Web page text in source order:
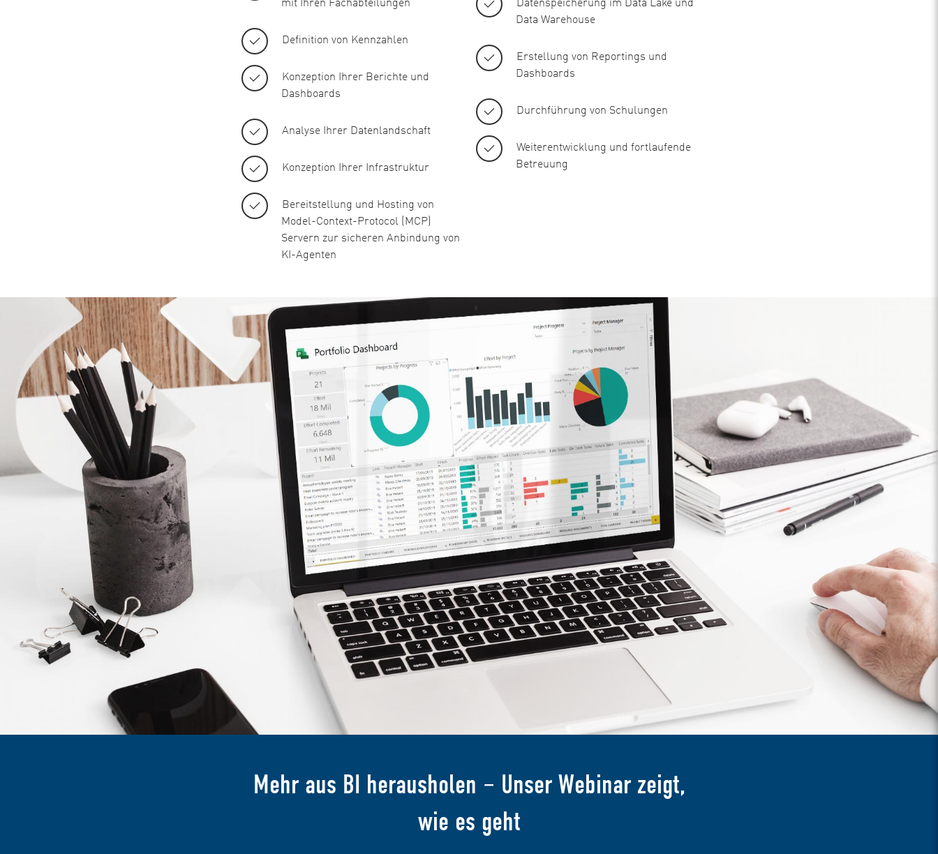
mit Ihren Fachabteilungen
Definition von Kennzahlen
Konzeption Ihrer Berichte und
Dashboards
Analyse Ihrer Datenlandschaft
Konzeption Ihrer Infrastruktur
Bereitstellung und Hosting von
Model-Context-Protocol (MCP)
Servern zur sicheren Anbindung von
KI-Agenten
Datenspeicherung im Data Lake und
Data Warehouse
Erstellung von Reportings und
Dashboards
Durchführung von Schulungen
Weiterentwicklung und fortlaufende
Betreuung
Mehr aus BI herausholen – Unser Webinar zeigt,
wie es geht